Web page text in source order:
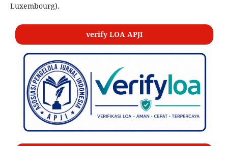
Luxembourg).
verify LOA APJI